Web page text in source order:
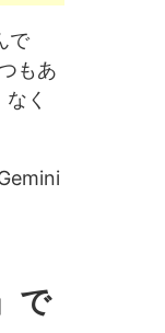
で
もあ
く
で